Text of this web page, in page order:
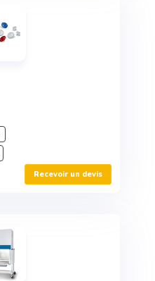
Recevoir un devis